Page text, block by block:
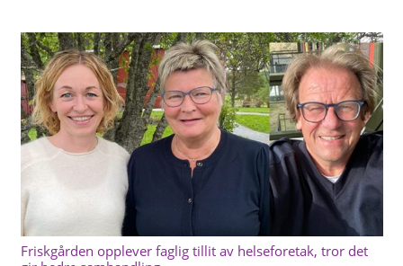
Friskgården opplever faglig tillit av helseforetak, tror det